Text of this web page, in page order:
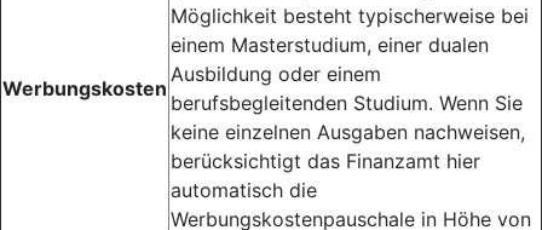
Werbungskosten
Möglichkeit besteht typischerweise bei
einem Masterstudium, einer dualen
Ausbildung oder einem
berufsbegleitenden Studium. Wenn Sie
keine einzelnen Ausgaben nachweisen,
berücksichtigt das Finanzamt hier
automatisch die
Werbungskostenpauschale in Höhe von